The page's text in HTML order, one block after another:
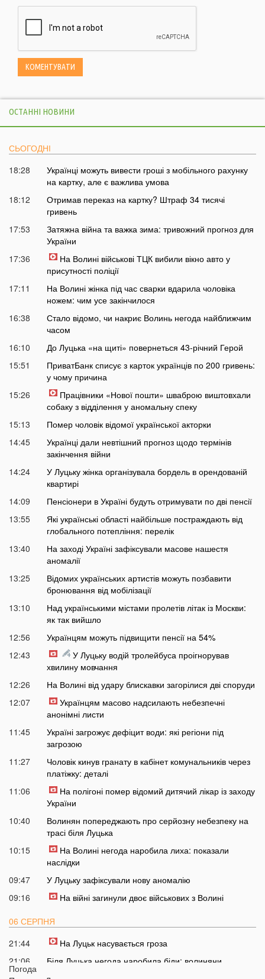
ОСТАННІ НОВИНИ
СЬОГОДНІ
18:28
Українці можуть вивести гроші з мобільного рахунку
на картку, але є важлива умова
18:12
Отримав переказ на картку? Штраф 34 тисячі
гривень
17:53
Затяжна війна та важка зима: тривожний прогноз для
України
17:36
На Волині військові ТЦК вибили вікно авто у
присутності поліції
17:11
На Волині жінка під час сварки вдарила чоловіка
ножем: чим усе закінчилося
16:38
Стало відомо, чи накриє Волинь негода найближчим
часом
16:10
До Луцька «на щиті» повернеться 43-річний Герой
15:51
ПриватБанк списує з карток українців по 200 гривень:
у чому причина
15:26
Працівники «Нової пошти» шваброю виштовхали
собаку з відділення у аномальну спеку
15:13
Помер чоловік відомої української акторки
14:45
Українці дали невтішний прогноз щодо термінів
закінчення війни
14:24
У Луцьку жінка організувала бордель в орендованій
квартирі
14:09
Пенсіонери в Україні будуть отримувати по дві пенсії
13:55
Які українські області найбільше постраждають від
глобального потепління: перелік
13:40
На заході Україні зафіксували масове нашестя
аномалії
13:25
Відомих українських артистів можуть позбавити
бронювання від мобілізації
13:10
Над українськими містами пролетів літак із Москви:
як так вийшло
12:56
Українцям можуть підвищити пенсії на 54%
12:43
У Луцьку водій тролейбуса проігнорував
хвилину мовчання
12:26
На Волині від удару блискавки загорілися дві споруди
12:07
Українцям масово надсилають небезпечні
анонімні листи
11:45
Україні загрожує дефіцит води: які регіони під
загрозою
11:27
Чоловік кинув гранату в кабінет комунальників через
платіжку: деталі
11:06
На полігоні помер відомий дитячий лікар із заходу
України
10:40
Волинян попереджають про серйозну небезпеку на
трасі біля Луцька
10:15
На Волині негода наробила лиха: показали
наслідки
09:47
У Луцьку зафіксували нову аномалію
09:16
На війні загинули двоє військових з Волині
06 СЕРПНЯ
21:44
На Луцьк насувається гроза
21:06
Біля Луцька негода наробила біди: волиняни
Погода